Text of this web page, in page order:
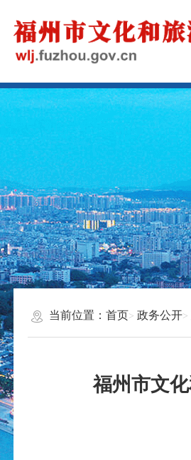
当前位置：首页 政务公开
福州市文